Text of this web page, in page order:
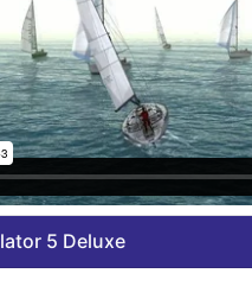
5 Deluxe